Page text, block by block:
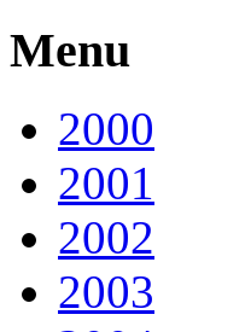
Menu
2000
2001
2002
2003